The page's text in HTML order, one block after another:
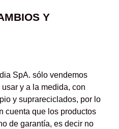
Y
SpA. sólo vendemos
y a la medida, con
y suprareciclados, por lo
cuenta que los productos
de garantía, es decir no